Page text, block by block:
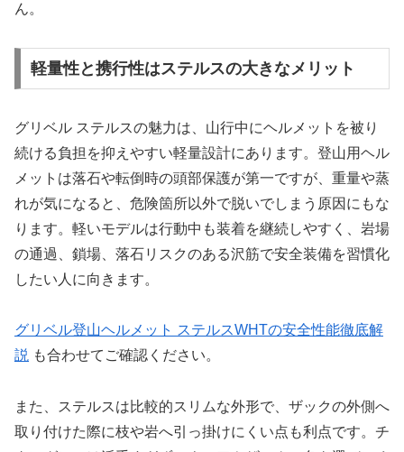
ん。
軽量性と携行性はステルスの大きなメリット
グリベル ステルスの魅力は、山行中にヘルメットを被り
続ける負担を抑えやすい軽量設計にあります。登山用ヘル
メットは落石や転倒時の頭部保護が第一ですが、重量や蒸
れが気になると、危険箇所以外で脱いでしまう原因にもな
ります。軽いモデルは行動中も装着を継続しやすく、岩場
の通過、鎖場、落石リスクのある沢筋で安全装備を習慣化
したい人に向きます。
グリベル登山ヘルメット ステルスWHTの安全性能徹底解
説 も合わせてご確認ください。
また、ステルスは比較的スリムな外形で、ザックの外側へ
取り付けた際に枝や岩へ引っ掛けにくい点も利点です。チ